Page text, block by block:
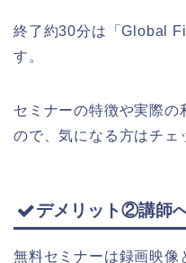
終了約30分は「Global
す。
セミナーの特徴や実際の
ので、気になる方はチェ
デメリット②講師
無料セミナーは録画映像